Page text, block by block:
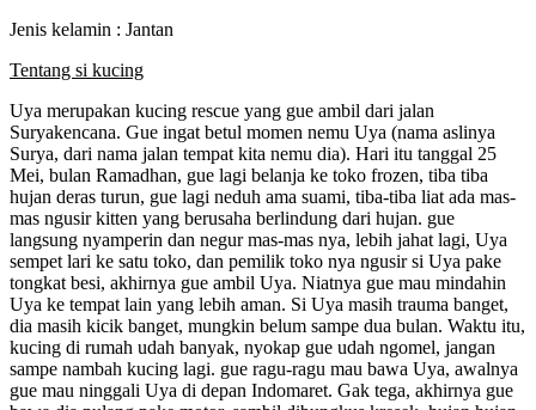
Jenis kelamin : Jantan
Tentang si kucing
Uya merupakan kucing rescue yang gue ambil dari jalan
Suryakencana. Gue ingat betul momen nemu Uya (nama aslinya
Surya, dari nama jalan tempat kita nemu dia). Hari itu tanggal 25
Mei, bulan Ramadhan, gue lagi belanja ke toko frozen, tiba tiba
hujan deras turun, gue lagi neduh ama suami, tiba-tiba liat ada mas-
mas ngusir kitten yang berusaha berlindung dari hujan. gue
langsung nyamperin dan negur mas-mas nya, lebih jahat lagi, Uya
sempet lari ke satu toko, dan pemilik toko nya ngusir si Uya pake
tongkat besi, akhirnya gue ambil Uya. Niatnya gue mau mindahin
Uya ke tempat lain yang lebih aman. Si Uya masih trauma banget,
dia masih kicik banget, mungkin belum sampe dua bulan. Waktu itu,
kucing di rumah udah banyak, nyokap gue udah ngomel, jangan
sampe nambah kucing lagi. gue ragu-ragu mau bawa Uya, awalnya
gue mau ninggali Uya di depan Indomaret. Gak tega, akhirnya gue